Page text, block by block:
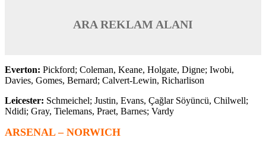
ARA REKLAM ALANI
Everton: Pickford; Coleman, Keane, Holgate, Digne; Iwobi,
Davies, Gomes, Bernard; Calvert-Lewin, Richarlison
Leicester: Schmeichel; Justin, Evans, Çağlar Söyüncü, Chilwell;
Ndidi; Gray, Tielemans, Praet, Barnes; Vardy
ARSENAL – NORWICH